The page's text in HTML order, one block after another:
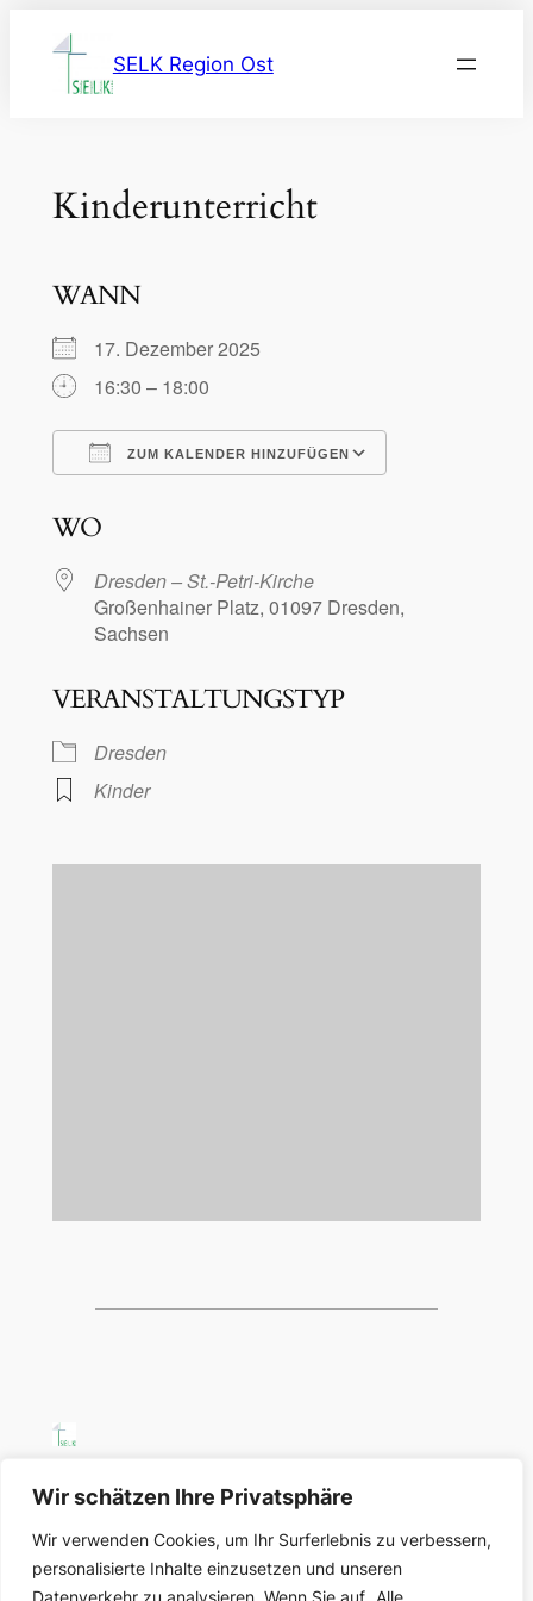
Wir schätzen Ihre Privatsphäre
Wir verwenden Cookies, um Ihr Surferlebnis zu verbessern,
personalisierte Inhalte einzusetzen und unseren
Datenverkehr zu analysieren. Wenn Sie auf „Alle
Inhalt
springen
SELK Region Ost
Kinderunterricht
WANN
17. Dezember 2025
16:30 – 18:00
ZUM KALENDER HINZUFÜGEN
WO
Dresden – St.-Petri-Kirche
Großenhainer Platz, 01097 Dresden,
Sachsen
VERANSTALTUNGSTYP
Dresden
Kinder
Region Ost der Selbständigen Evangelisch-
Lutherischen Kirche in Deutschland